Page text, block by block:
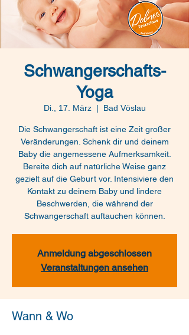
Schwangerschafts-
Yoga
Di., 17. März
  |
Bad Vöslau
Die Schwangerschaft ist eine Zeit großer
Veränderungen. Schenk dir und deinem
Baby die angemessene Aufmerksamkeit.
Bereite dich auf natürliche Weise ganz
gezielt auf die Geburt vor. Intensiviere den
Kontakt zu deinem Baby und lindere
Beschwerden, die während der
Schwangerschaft auftauchen können.
Anmeldung abgeschlossen
Veranstaltungen ansehen
Wann & Wo